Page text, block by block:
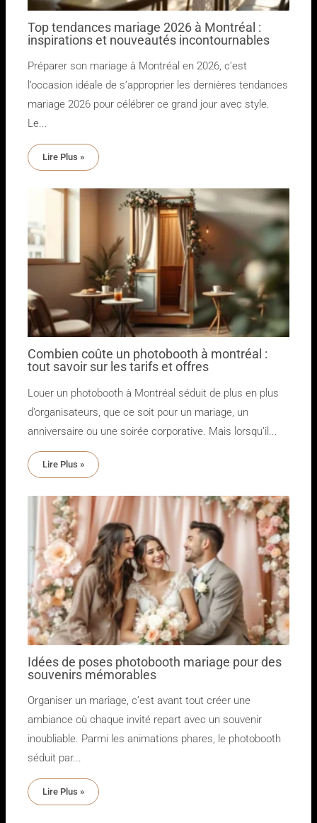
Top tendances mariage 2026 à Montréal :
inspirations et nouveautés incontournables
Préparer son mariage à Montréal en 2026, c’est
l’occasion idéale de s’approprier les dernières tendances
mariage 2026 pour célébrer ce grand jour avec style.
Le...
Lire Plus »
Combien coûte un photobooth à montréal :
tout savoir sur les tarifs et offres
Louer un photobooth à Montréal séduit de plus en plus
d’organisateurs, que ce soit pour un mariage, un
anniversaire ou une soirée corporative. Mais lorsqu’il...
Lire Plus »
Idées de poses photobooth mariage pour des
souvenirs mémorables
Organiser un mariage, c’est avant tout créer une
ambiance où chaque invité repart avec un souvenir
inoubliable. Parmi les animations phares, le photobooth
séduit par...
Lire Plus »